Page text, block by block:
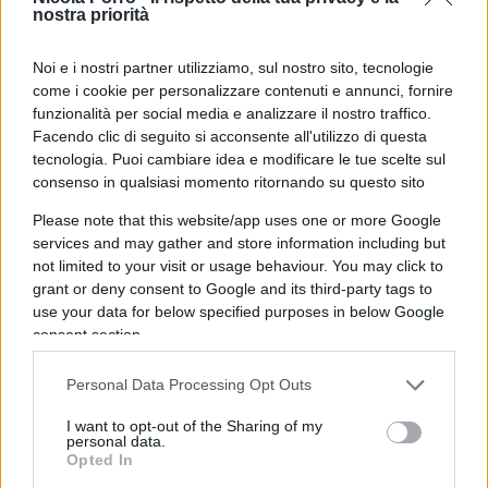
nostra priorità
Noi e i nostri partner utilizziamo, sul nostro sito, tecnologie
come i cookie per personalizzare contenuti e annunci, fornire
funzionalità per social media e analizzare il nostro traffico.
Facendo clic di seguito si acconsente all'utilizzo di questa
tecnologia. Puoi cambiare idea e modificare le tue scelte sul
consenso in qualsiasi momento ritornando su questo sito
Please note that this website/app uses one or more Google
services and may gather and store information including but
not limited to your visit or usage behaviour. You may click to
grant or deny consent to Google and its third-party tags to
use your data for below specified purposes in below Google
consent section.
Personal Data Processing Opt Outs
I want to opt-out of the Sharing of my
personal data.
Opted In
Vietnam (chiusa poi da un repubblicano: Nixon).
di Clinton con i vari conflitti balcanici e nel Kosovo
degli anni Novanta.
Uno dei fatti più incomprensibili degli ultimi anni
rimane quello dell’assegnazione, nel 2009, del
Nobel per la Pace a Barack Obama che, non meno
del predecessore repubblicano George W. Bush, è
uno dei presidenti che ha maggiormente
bombardato durante la sua permanenza a
prima della sua elezione e intervenendo in
territori come Libia, Siria e Yemen. In un bilancio
storico ben poco invidiabile, i Democratici del